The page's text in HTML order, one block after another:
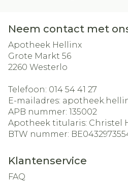
Neem contact met
Apotheek Hellinx
Grote Markt 56
2260 Westerlo
Telefoon: 014 54 41 27
E-mailadres:
APB nummer: 135002
Apotheek titularis: Christel
BTW nummer:
Klantenservice
FAQ